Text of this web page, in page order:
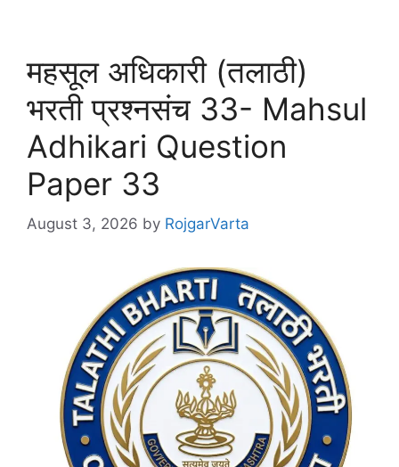
महसूल अधिकारी (तलाठी)
भरती प्रश्नसंच 33- Mahsul
Adhikari Question
Paper 33
August 3, 2026 by RojgarVarta